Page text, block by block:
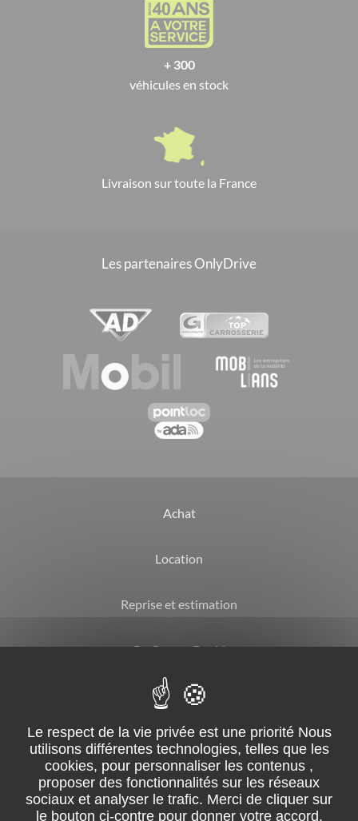
+ 300
véhicules en stock
Livraison sur toute la France
Les partenaires OnlyDrive
Achat
Location
Reprise et estimation
By Garage David
CGV
Mentions légales
Suivez-nous sur facebook